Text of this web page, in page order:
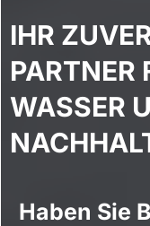
IHR
PARTNER
WASSER
Haben Sie